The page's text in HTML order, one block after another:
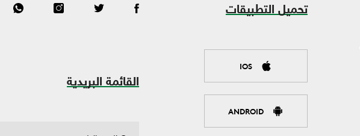
تحميل التطبيقات
IOS
ANDROID
القائمة البريدية